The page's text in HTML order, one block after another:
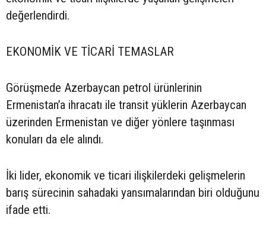
değerlendirdi.
EKONOMİK VE TİCARİ TEMASLAR
Görüşmede Azerbaycan petrol ürünlerinin
Ermenistan’a ihracatı ile transit yüklerin Azerbaycan
üzerinden Ermenistan ve diğer yönlere taşınması
konuları da ele alındı.
İki lider, ekonomik ve ticari ilişkilerdeki gelişmelerin
barış sürecinin sahadaki yansımalarından biri olduğunu
ifade etti.